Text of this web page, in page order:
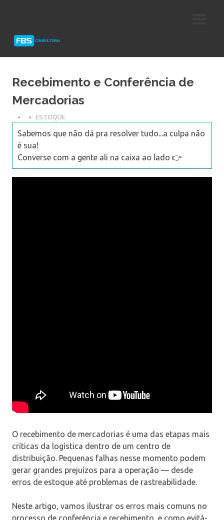
Protheus
Recebimento e Conferência de
Mercadorias
ESTOQUE
Sabemos que não dá pra resolver tudo...a culpa não
é sua!
Converse com a gente ali na caixa ao lado 👉
O recebimento de mercadorias é uma das etapas mais
críticas da logística dentro de um centro de
distribuição. Pequenas falhas nesse momento podem
gerar grandes prejuízos para a operação — desde
erros de estoque até problemas de rastreabilidade.
Neste artigo, vamos ilustrar os erros mais comuns no
processo de conferência e recebimento, e como evitá-